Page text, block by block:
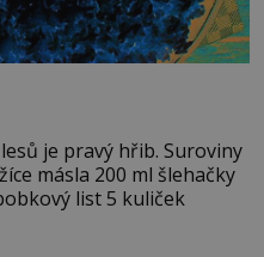
pravý hřib. Suroviny
másla 200 ml šlehačky
list 5 kuliček